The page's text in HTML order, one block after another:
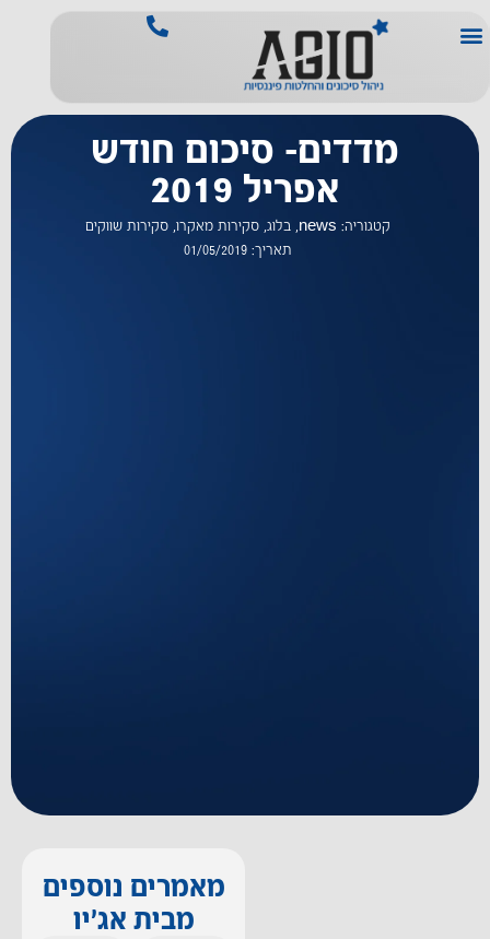
מדדים- סיכום חודש
אפריל 2019
קטגוריה: news
, בלוג, סקירות מאקרו, סקירות שווקים
תאריך: 01/05/2019
מאמרים נוספים
מבית אג'יו